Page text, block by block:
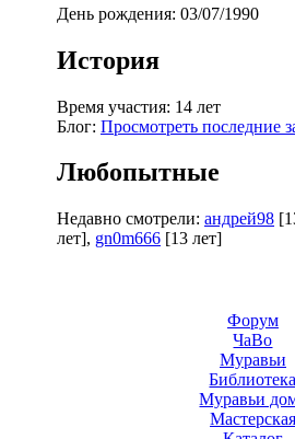
День рождения: 03/07/1990
История
Время участия: 14 лет
Блог: Просмотреть последние
Любопытные
Недавно смотрели: андрей98
лет], gn0m666 [13 лет]
Форум
ЧаВо
Муравьи
Муравьи
Мастерская